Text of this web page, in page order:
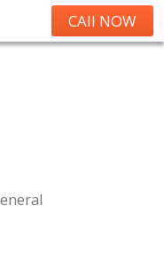
CAll NOW